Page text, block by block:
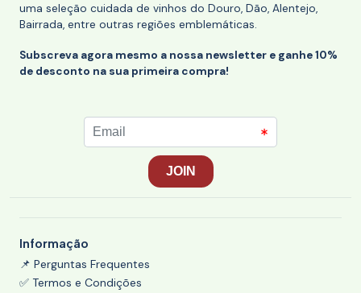
uma seleção cuidada de vinhos do Douro, Dão, Alentejo,
Bairrada, entre outras regiões emblemáticas.
Subscreva agora mesmo a nossa newsletter e ganhe 10%
de desconto na sua primeira compra!
Informação
📌 Perguntas Frequentes
✅ Termos e Condições